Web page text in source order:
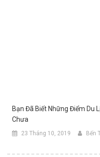
Bạn Đã Biết Những Điểm Du
Chưa
23 Tháng 10, 2019 Bến